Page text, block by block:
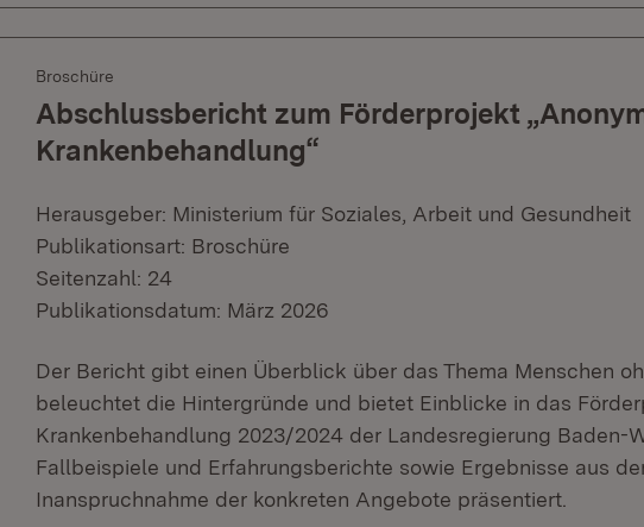
Broschüre
Abschlussbericht zum Förderprojekt
Krankenbehandlung“
Herausgeber: Ministerium für Soziales, Arbeit und Gesundheit
Publikationsart: Broschüre
Seitenzahl: 24
Publikationsdatum: März 2026
Der Bericht gibt einen Überblick über das Thema Menschen
beleuchtet die Hintergründe und bietet Einblicke in das
Krankenbehandlung 2023/2024 der Landesregierung Baden-
Fallbeispiele und Erfahrungsberichte sowie Ergebnisse aus
Inanspruchnahme der konkreten Angebote präsentiert.